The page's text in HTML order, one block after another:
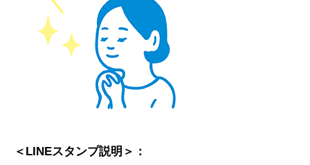
＜LINEスタンプ説明＞：